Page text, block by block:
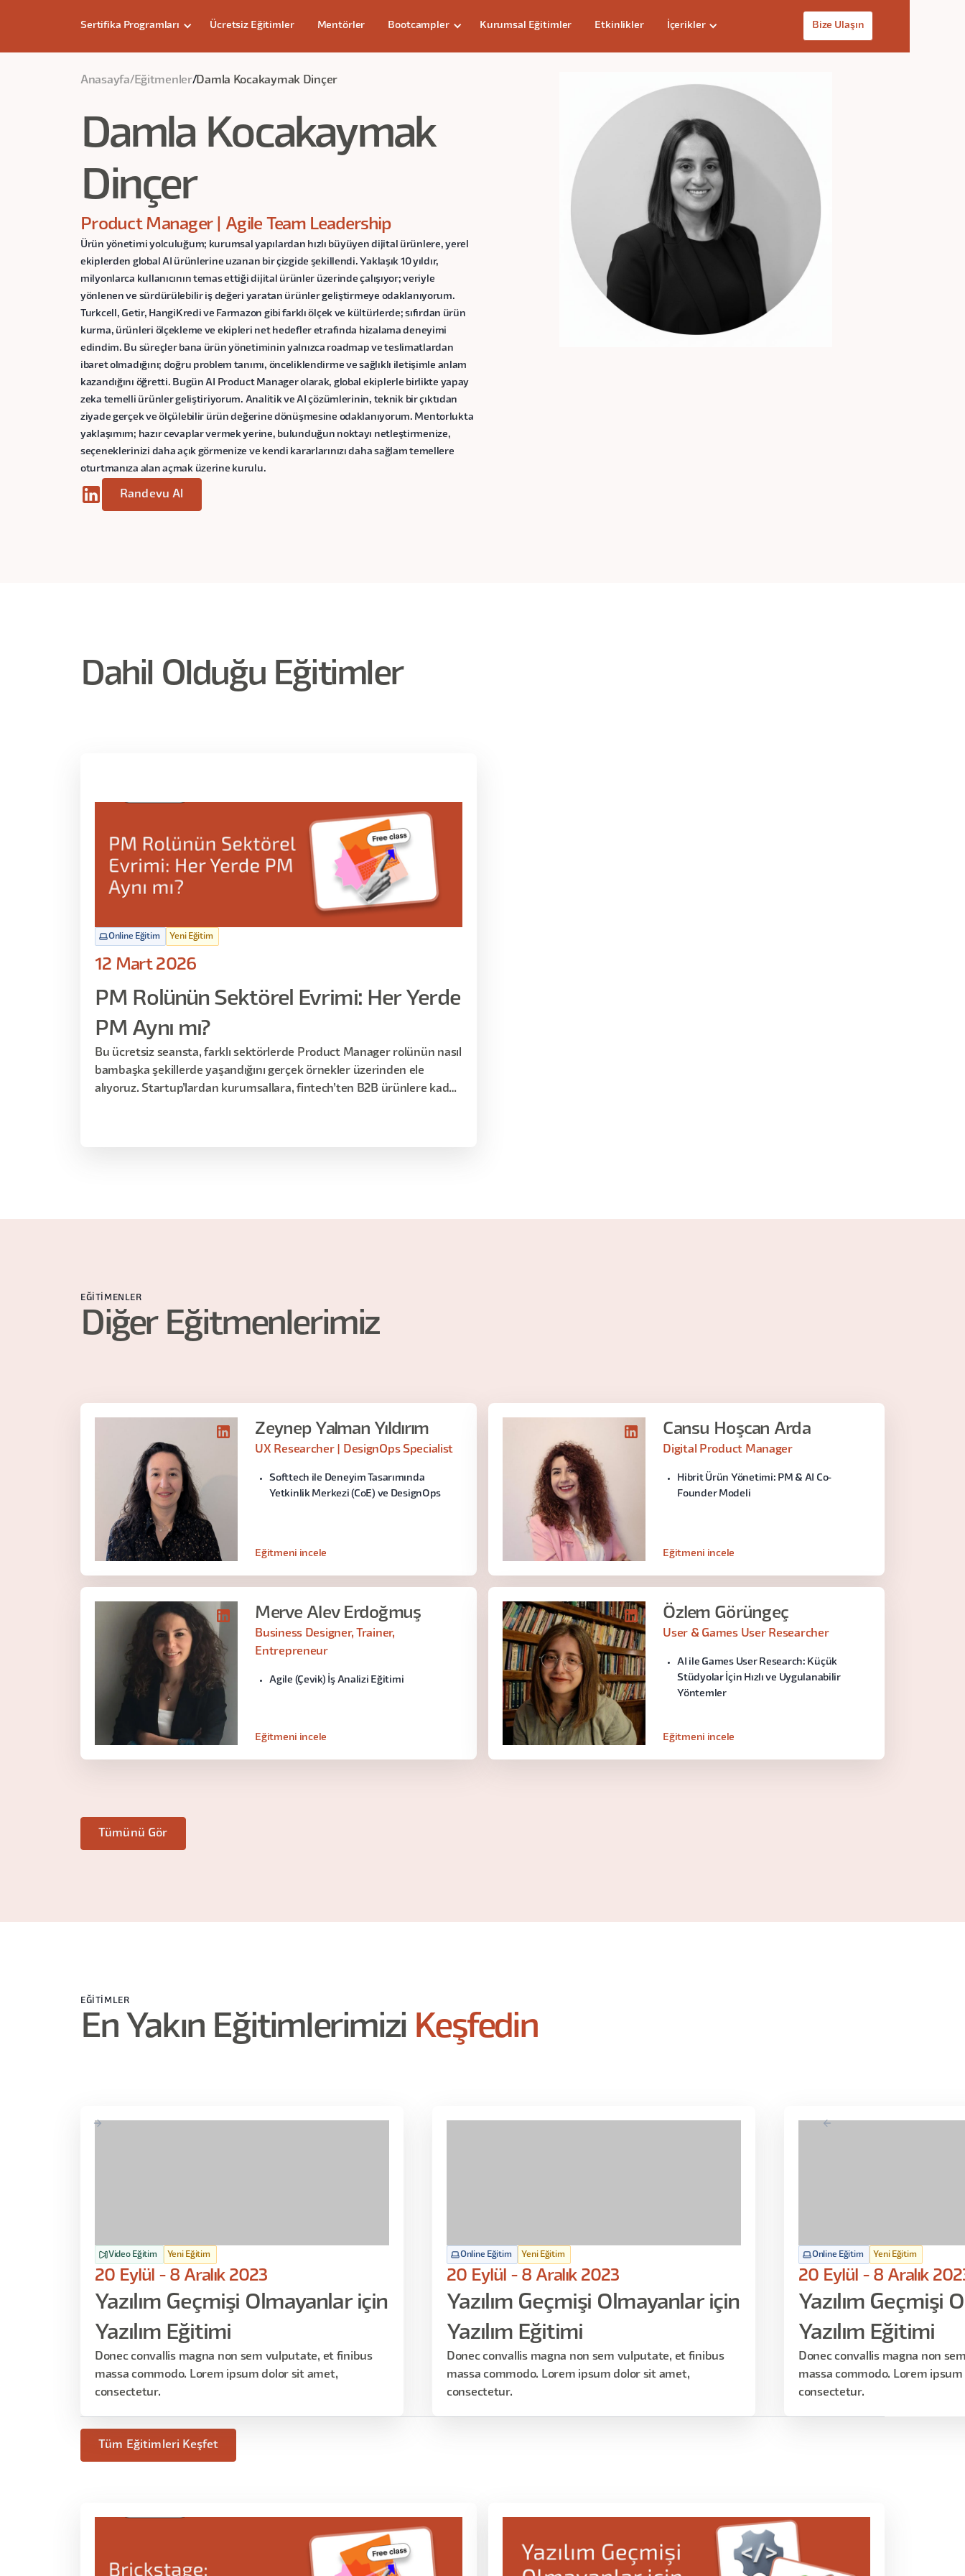
Sertifika Programları Ücretsiz Eğitimler Mentörler Bootcampler Kurumsal Eğitimler Etkinlikler İçerikler Bize Ulaşın
Anasayfa/ Eğitmenler/Damla Kocakaymak Dinçer
Damla Kocakaymak
Dinçer
Product Manager | Agile Team Leadership
Ürün yönetimi yolculuğum; kurumsal yapılardan hızlı büyüyen dijital ürünlere, yerel
ekiplerden global AI ürünlerine uzanan bir çizgide şekillendi. Yaklaşık 10 yıldır,
milyonlarca kullanıcının temas ettiği dijital ürünler üzerinde çalışıyor; veriyle
yönlenen ve sürdürülebilir iş değeri yaratan ürünler geliştirmeye odaklanıyorum.
Turkcell, Getir, HangiKredi ve Farmazon gibi farklı ölçek ve kültürlerde; sıfırdan ürün
kurma, ürünleri ölçekleme ve ekipleri net hedefler etrafında hizalama deneyimi
edindim. Bu süreçler bana ürün yönetiminin yalnızca roadmap ve teslimatlardan
ibaret olmadığını; doğru problem tanımı, önceliklendirme ve sağlıklı iletişimle anlam
kazandığını öğretti. Bugün AI Product Manager olarak, global ekiplerle birlikte yapay
zeka temelli ürünler geliştiriyorum. Analitik ve AI çözümlerinin, teknik bir çıktıdan
ziyade gerçek ve ölçülebilir ürün değerine dönüşmesine odaklanıyorum. Mentorlukta
yaklaşımım; hazır cevaplar vermek yerine, bulunduğun noktayı netleştirmenize,
seçeneklerinizi daha açık görmenize ve kendi kararlarınızı daha sağlam temellere
oturtmanıza alan açmak üzerine kurulu.
Randevu Al
Dahil Olduğu Eğitimler
Online Eğitim Yeni Eğitim
12 Mart 2026
PM Rolünün Sektörel Evrimi: Her Yerde
PM Aynı mı?
Bu ücretsiz seansta, farklı sektörlerde Product Manager rolünün nasıl
bambaşka şekillerde yaşandığını gerçek örnekler üzerinden ele
alıyoruz. Startup’lardan kurumsallara, fintech’ten B2B ürünlere kadar
EĞITIMENLER
Diğer Eğitmenlerimiz
Zeynep Yalman Yıldırım
UX Researcher | DesignOps Specialist
Softtech ile Deneyim Tasarımında
Yetkinlik Merkezi (CoE) ve DesignOps
Eğitmeni incele
Cansu Hoşcan Arda
Digital Product Manager
Hibrit Ürün Yönetimi: PM & AI Co-
Founder Modeli
Eğitmeni incele
Merve Alev Erdoğmuş
Business Designer, Trainer,
Entrepreneur
Agile (Çevik) İş Analizi Eğitimi
Eğitmeni incele
Özlem Görüngeç
User & Games User Researcher
AI ile Games User Research: Küçük
Stüdyolar İçin Hızlı ve Uygulanabilir
Yöntemler
Eğitmeni incele
Tümünü Gör
EĞITIMLER
En Yakın Eğitimlerimizi Keşfedin
Video Eğitim Yeni Eğitim
20 Eylül - 8 Aralık 2023
Yazılım Geçmişi Olmayanlar için
Yazılım Eğitimi
Donec convallis magna non sem vulputate, et finibus
massa commodo. Lorem ipsum dolor sit amet,
consectetur.
Online Eğitim Yeni Eğitim
20 Eylül - 8 Aralık 2023
Yazılım Geçmişi Olmayanlar için
Yazılım Eğitimi
Donec convallis magna non sem vulputate, et finibus
massa commodo. Lorem ipsum dolor sit amet,
consectetur.
Online Eğitim Yeni Eğitim
20 Eylül - 8 Aralık
Yazılım Geçmişi
Yazılım Eğitimi
Donec convallis magna non
massa commodo. Lorem
consectetur.
Tüm Eğitimleri Keşfet